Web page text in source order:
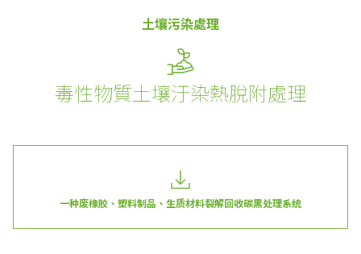
土壤污染處理
毒性物質土壤汙染熱脫附處理
一种废橡胶、塑料制品、生质材料裂解回收碳黑处理系统